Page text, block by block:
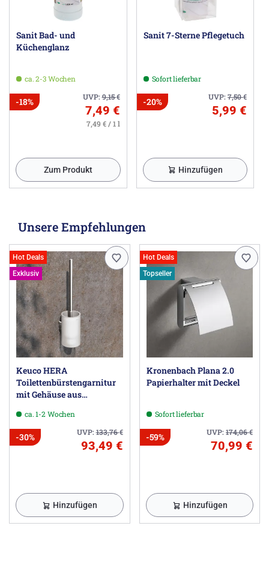
Sanit Bad- und
Küchenglanz
ca. 2-3 Wochen
UVP:9,15€
-18%
7,49 €
7,49 € / 1 l
Zum Produkt
Sanit 7-Sterne Pflegetuch
Sofort lieferbar
UVP:7,50€
-20%
5,99 €
Hinzufügen
Unsere Empfehlungen
Hot Deals
Exklusiv
Keuco HERA
Toilettenbürstengarnitur
mit Gehäuse aus
ca. 1-2 Wochen
UVP:133,76€
-30%
93,49 €
Hinzufügen
Hot Deals
Topseller
Kronenbach Plana 2.0
Papierhalter mit Deckel
Sofort lieferbar
UVP:174,06€
-59%
70,99 €
Hinzufügen